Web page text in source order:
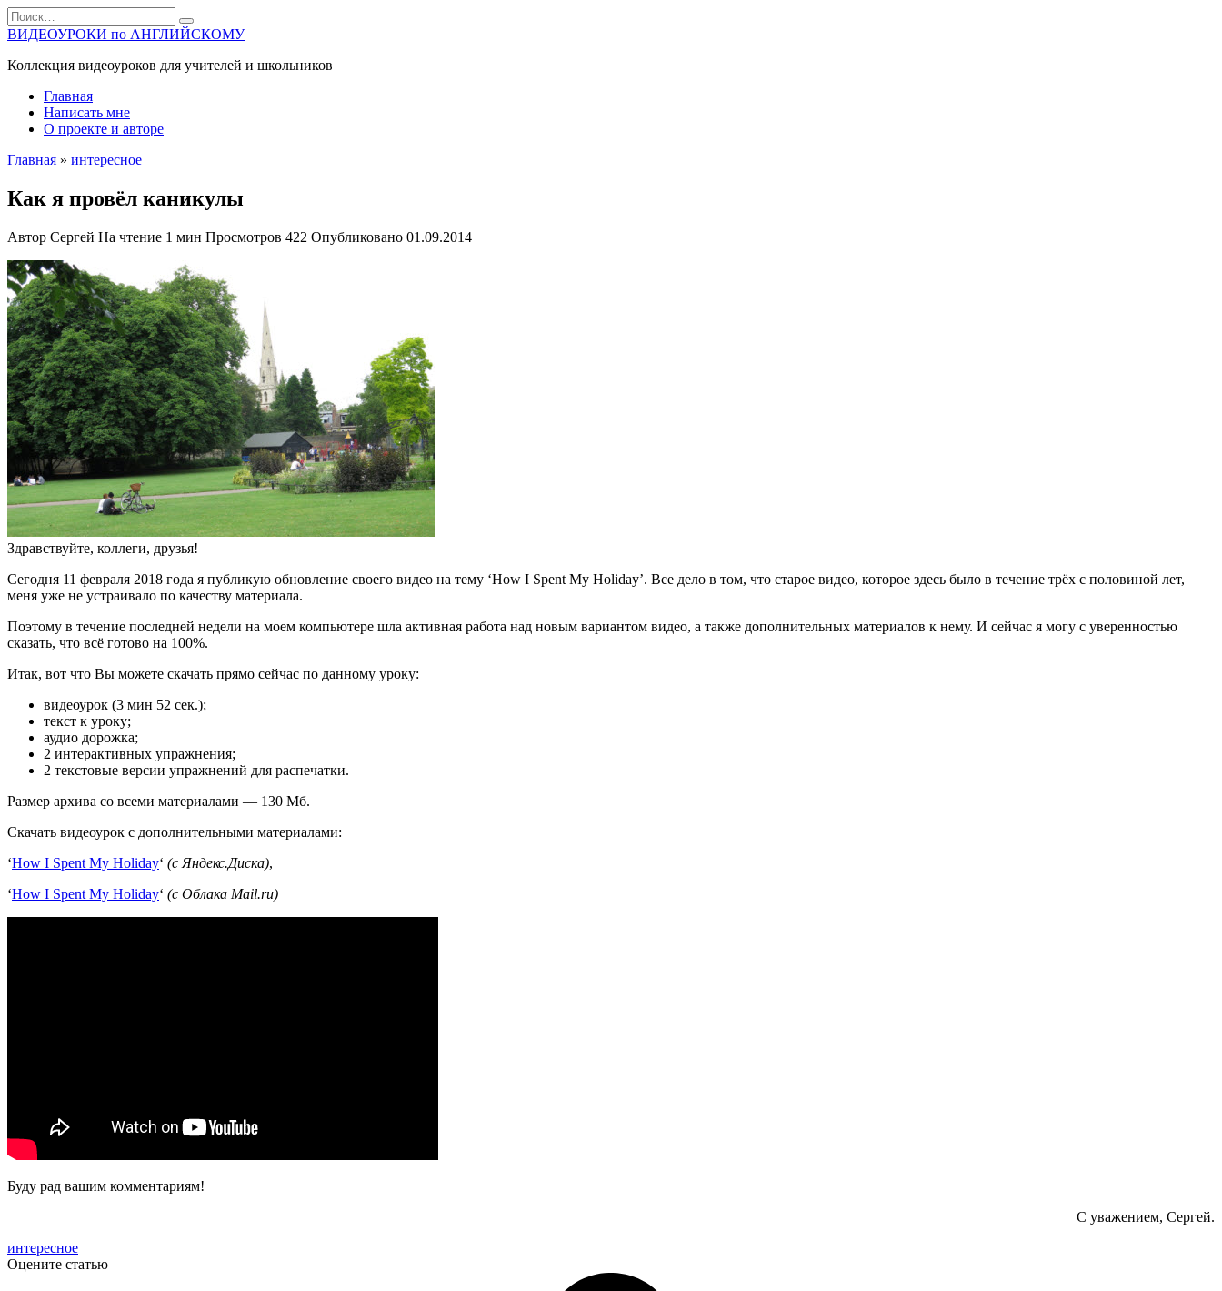
Перейти
к
содержанию
Search
for:
ВИДЕОУРОКИ по АНГЛИЙСКОМУ
Коллекция видеоуроков для учителей и школьников
Главная
Написать мне
О проекте и авторе
Главная » интересное
Как я провёл каникулы
Автор Сергей На чтение 1 мин Просмотров 422 Опубликовано 01.09.2014
Здравствуйте, коллеги, друзья!
Сегодня 11 февраля 2018 года я публикую обновление своего видео на тему ‘How I Spent My Holiday’. Все дело в том, что старое видео, которое здесь было в течение трёх с половиной лет,
меня уже не устраивало по качеству материала.
Поэтому в течение последней недели на моем компьютере шла активная работа над новым вариантом видео, а также дополнительных материалов к нему. И сейчас я могу с уверенностью
сказать, что всё готово на 100%.
Итак, вот что Вы можете скачать прямо сейчас по данному уроку:
видеоурок (3 мин 52 сек.);
текст к уроку;
аудио дорожка;
2 интерактивных упражнения;
2 текстовые версии упражнений для распечатки.
Размер архива со всеми материалами — 130 Мб.
Скачать видеоурок с дополнительными материалами:
‘How I Spent My Holiday‘ (с Яндекс.Диска),
‘How I Spent My Holiday‘ (с Облака Mail.ru)
Буду рад вашим комментариям!
С уважением, Сергей.
интересное
Оцените статью